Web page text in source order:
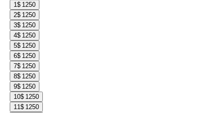
1$ 1250
2$ 1250
3$ 1250
4$ 1250
5$ 1250
6$ 1250
7$ 1250
8$ 1250
9$ 1250
10$ 1250
11$ 1250